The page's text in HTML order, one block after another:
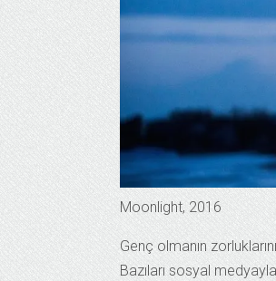
Moonlight, 2016
Genç olmanın
Bazıları sosyal